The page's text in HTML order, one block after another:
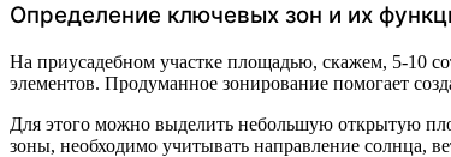
Определение ключевых зон и их
На приусадебном участке площадью, скажем, 5-10
элементов. Продуманное зонирование помогает
Для этого можно выделить небольшую открытую
зоны, необходимо учитывать направление солнца,